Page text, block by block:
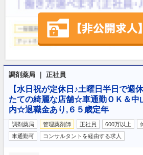
調剤薬局 ｜ 正社員
【水日祝が定休日♪土曜日半日で週
たての綺麗な店舗☆車通勤ＯＫ＆中
内☆退職金あり,６５歳定年
調剤薬局 管理薬剤師 正社員 600万以上
車通勤可
コンサルタントを経由する求人